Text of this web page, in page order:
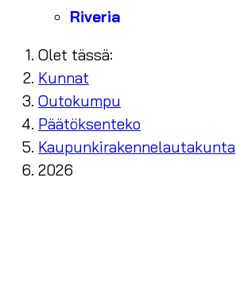
Riveria
Olet tässä:
Kunnat
Outokumpu
Päätöksenteko
Kaupunkirakennelautakunta
2026